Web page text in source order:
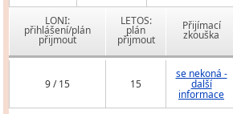
LONI:
přihlášení/plán
přijmout
LETOS:
plán
přijmout
Přijímací
zkouška
9 / 15 15
se nekoná -
další
informace